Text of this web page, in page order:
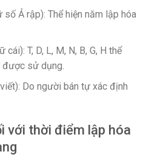
Ả rập): Thể hiện năm lập hóa
T, D, L, M, N, B, G, H thể
sử dụng.
Do người bán tự xác định
với thời điểm lập hóa